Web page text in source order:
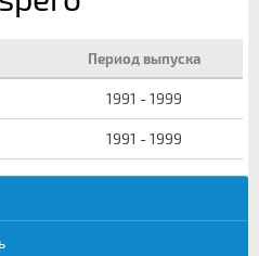
Период выпуска
1991 - 1999
1991 - 1999